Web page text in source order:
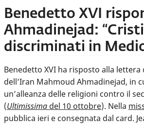
Benedetto XVI
Ahmadinejad:
discriminati in
Benedetto XVI ha risposto alla
dell’Iran Mahmoud Ahmadinejad, in
un’alleanza delle religioni contro il
(Ultimissima del 10 ottobre). Nella
pubblica ieri e consegnata dal card.